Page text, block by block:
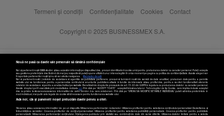
Termeni și condiții Confidențialitate Cookies Contact
Copyright © 2025 BUSINESSMEX S.A.
Nouă ne pasă ca datele tale personale să rămână confidențiale
Noi și partenerii noștri589stocăm și/sau accesăm informații pe dispozitivul dvs., precum identificatorii cookie unici pentru prelucrarea datelor cu caracter personal. Puteți accepta
sau gestiona preferințele dvs. făcând clic mai jos, respectiv vă puteți opune utilizării unui interes legitim în orice moment pe pagina cu politica de confidențialitate. Aceste alegeri vor
fi raportate partenerilor noștri și nu vă vor afecta navigarea.
Mai multe detalii
Noi si partenerii nostri (retelele de socializare si agentiile de publicitate partenere, precum si furnizorii nostri de servicii de date analitice) prelucram date pentru a permite
website-ului sa functioneze, pentru a personaliza continutul si anunturile publicitare afisate in functie de interesele si/sau profilul dvs., pentru a va oferi functionalitati aferente
retelelor de socializare si pentru a analiza traficul pe website. Beneficiati de drepturile prevazute de art. 15-22 din GDPR in legatura cu prelucrarea datelor cu caracter personal.
Aceste drepturi pot fi exercitate prin modalitatea indicataaici. Prin click pe “ACCEPT TOATE”, acceptati folosirea tuturor Tehnologiilor de tip Cookie, care implica inclusiv acceptul
dvs. cu privire la stocarea/accesarea informatiilor de catre Vendor-ii cu care colaboram. Prin click pe “VREAU SA MODIFIC SETARILE INDIVIDUAL” puteti schimba preferintele in
mod individual, mai putin cele legate de cookie strict necesare pentru functionarea website-ului.
Atât noi, cât și partenerii noștri prelucrăm datele pentru a oferi:
Stocarea și/sau accesarea informațiilor de pe un dispozitiv. Măsurarea performanței reclamelor. Utilizarea profilurilor pentru selectarea conținutului personalizat. Dezvoltarea și
îmbunătățirea serviciilor. Crearea profilurilor de conținut personalizat. Utilizarea profilurilor pentru selectarea publicității personalizate. Crearea profilurilor pentru publicitate
personalizată. Măsurarea performanței conținutului. Înțelegerea publicului prin statistici sau combinații de date din surse diferite. Utilizarea datelor limitate pentru a selecta